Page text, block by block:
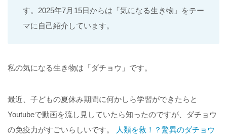
す。2025年7月15日からは「気になる生き物」をテー
マに自己紹介しています。
私の気になる生き物は「ダチョウ」です。
最近、子どもの夏休み期間に何かしら学習ができたらと
Youtubeで動画を流し見していたら知ったのですが、ダチョウ
の免疫力がすごいらしいです。
人類を救！？驚異のダチョウ